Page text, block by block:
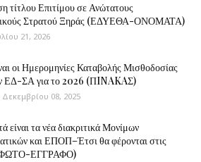
τίτλου Επιτίμου σε Ανώτατους
Στρατού Ξηράς (ΕΔΥΕΘΑ-ΟΝΟΜΑΤΑ)
21, 2026
οι Ημερομηνίες Καταβολής Μισθοδοσίας
ΕΔ-ΣΑ για το 2026 (ΠINAKAΣ)
08, 2025
είναι τα νέα διακριτικά Μονίμων
και ΕΠΟΠ–Έτσι θα φέρονται στις
ΕΓΓΡΑΦΟ)